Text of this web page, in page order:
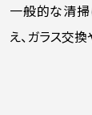
一般的な清掃
え、ガラス交